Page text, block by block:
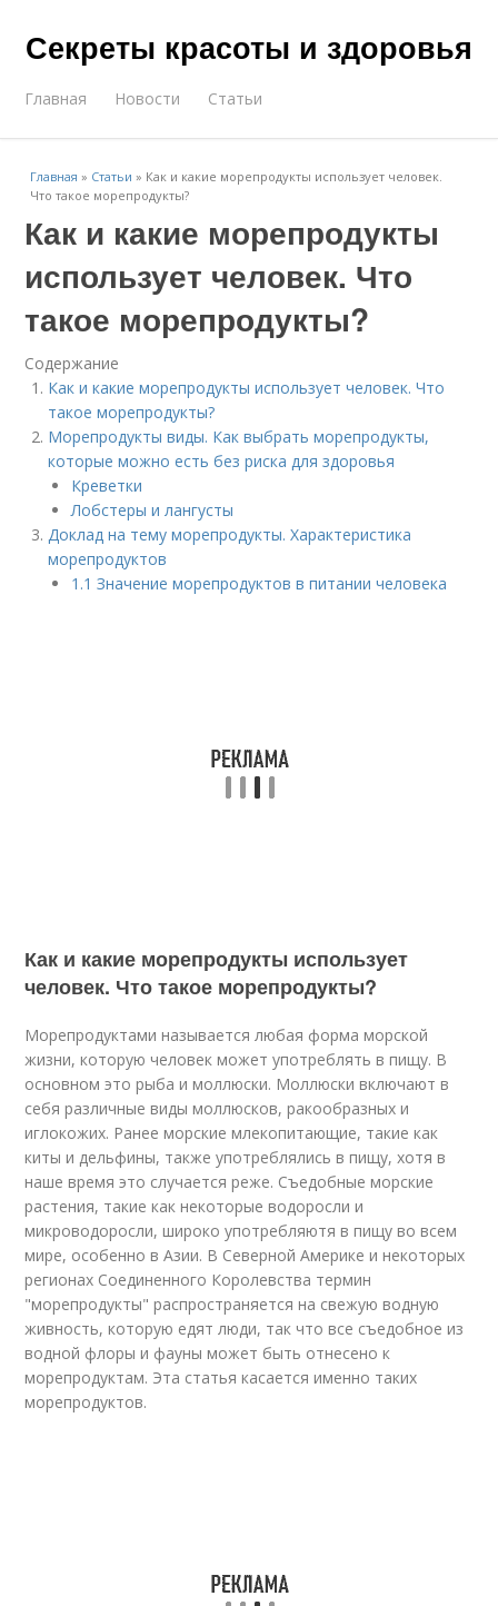
Секреты красоты и здоровья
Главная Новости Статьи
Главная » Статьи » Как и какие морепродукты использует человек.
Что такое морепродукты?
Как и какие морепродукты
использует человек. Что
такое морепродукты?
Содержание
Как и какие морепродукты использует человек. Что
такое морепродукты?
Морепродукты виды. Как выбрать морепродукты,
которые можно есть без риска для здоровья
Креветки
Лобстеры и лангусты
Доклад на тему морепродукты. Характеристика
морепродуктов
1.1 Значение морепродуктов в питании человека
Как и какие морепродукты использует
человек. Что такое морепродукты?
Морепродуктами называется любая форма морской
жизни, которую человек может употреблять в пищу. В
основном это рыба и моллюски. Моллюски включают в
себя различные виды моллюсков, ракообразных и
иглокожих. Ранее морские млекопитающие, такие как
киты и дельфины, также употреблялись в пищу, хотя в
наше время это случается реже. Съедобные морские
растения, такие как некоторые водоросли и
микроводоросли, широко употребляютя в пищу во всем
мире, особенно в Азии. В Северной Америке и некоторых
регионах Соединенного Королевства термин
"морепродукты" распространяется на свежую водную
живность, которую едят люди, так что все съедобное из
водной флоры и фауны может быть отнесено к
морепродуктам. Эта статья касается именно таких
морепродуктов.